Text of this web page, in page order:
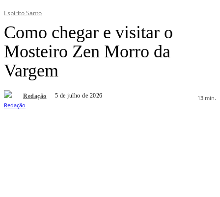
Espírito Santo
Como chegar e visitar o
Mosteiro Zen Morro da
Vargem
Redação 5 de julho de 2026 13 min.